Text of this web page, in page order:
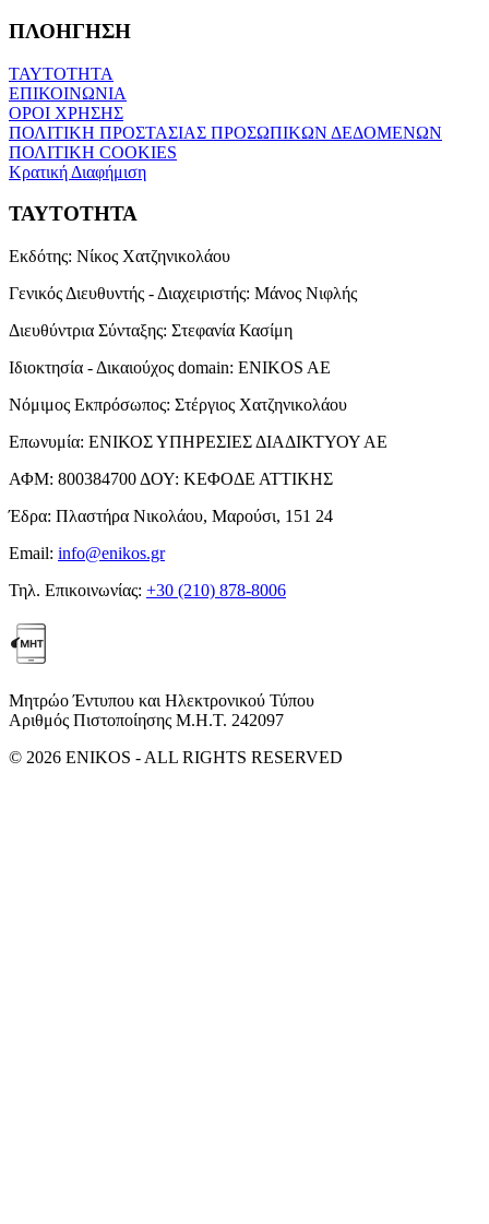
ΠΛΟΗΓΗΣΗ
ΤΑΥΤΟΤΗΤΑ
ΕΠΙΚΟΙΝΩΝΙΑ
ΟΡΟΙ ΧΡΗΣΗΣ
ΠΟΛΙΤΙΚΗ ΠΡΟΣΤΑΣΙΑΣ ΠΡΟΣΩΠΙΚΩΝ ΔΕΔΟΜΕΝΩΝ
ΠΟΛΙΤΙΚΗ COOKIES
Κρατική Διαφήμιση
ΤΑΥΤΟΤΗΤΑ
Εκδότης: Νίκος Χατζηνικολάου
Γενικός Διευθυντής - Διαχειριστής: Μάνος Νιφλής
Διευθύντρια Σύνταξης: Στεφανία Κασίμη
Ιδιοκτησία - Δικαιούχος domain: ENIKOS AE
Νόμιμος Εκπρόσωπος: Στέργιος Χατζηνικολάου
Επωνυμία: ΕΝΙΚΟΣ ΥΠΗΡΕΣΙΕΣ ΔΙΑΔΙΚΤΥΟΥ ΑΕ
ΑΦΜ: 800384700 ΔΟΥ: ΚΕΦΟΔΕ ΑΤΤΙΚΗΣ
Έδρα: Πλαστήρα Νικολάου, Μαρούσι, 151 24
Email: info@enikos.gr
Τηλ. Επικοινωνίας: +30 (210) 878-8006
Μητρώο Έντυπου και Ηλεκτρονικού Τύπου
Αριθμός Πιστοποίησης Μ.Η.Τ. 242097
© 2026 ENIKOS - ALL RIGHTS RESERVED